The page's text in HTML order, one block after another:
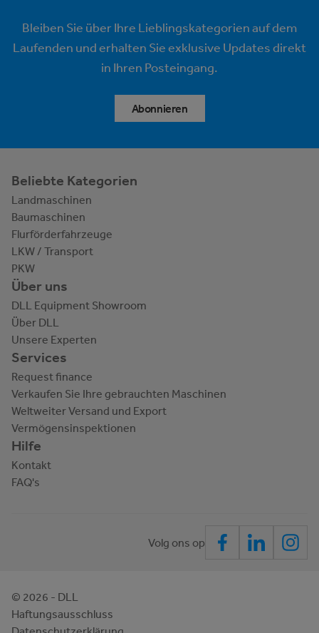
Bleiben Sie über Ihre Lieblingskategorien auf dem
Laufenden und erhalten Sie exklusive Updates direkt
in Ihren Posteingang.
Abonnieren
Beliebte Kategorien
Landmaschinen
Baumaschinen
Flurförderfahrzeuge
LKW / Transport
PKW
Über uns
DLL Equipment Showroom
Über DLL
Unsere Experten
Services
Request finance
Verkaufen Sie Ihre gebrauchten Maschinen
Weltweiter Versand und Export
Vermögensinspektionen
Hilfe
Kontakt
FAQ's
Volg ons op
© 2026 - DLL
Haftungsausschluss